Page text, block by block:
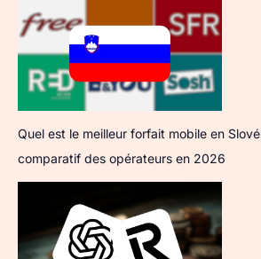
Quel est le meilleur forfait mobile en
comparatif des opérateurs en 2026